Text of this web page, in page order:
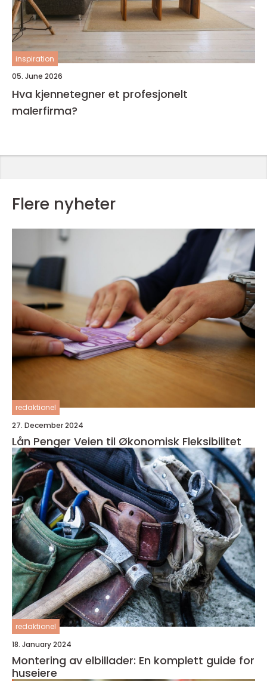
inspiration
05. June 2026
Hva kjennetegner et profesjonelt
malerfirma?
Flere nyheter
redaktionel
27. December 2024
Lån Penger Veien til Økonomisk Fleksibilitet
redaktionel
18. January 2024
Montering av elbillader: En komplett guide for
huseiere